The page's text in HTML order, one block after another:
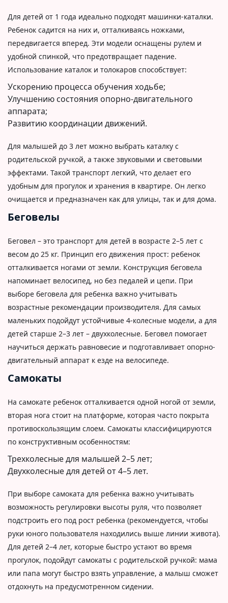
Для детей от 1 года идеально подходят машинки-каталки.
Ребенок садится на них и, отталкиваясь ножками,
передвигается вперед. Эти модели оснащены рулем и
удобной спинкой, что предотвращает падение.
Использование каталок и толокаров способствует:
Ускорению процесса обучения ходьбе;
Улучшению состояния опорно-двигательного
аппарата;
Развитию координации движений.
Для малышей до 3 лет можно выбрать каталку с
родительской ручкой, а также звуковыми и световыми
эффектами. Такой транспорт легкий, что делает его
удобным для прогулок и хранения в квартире. Он легко
очищается и предназначен как для улицы, так и для дома.
Беговелы
Беговел – это транспорт для детей в возрасте 2–5 лет с
весом до 25 кг. Принцип его движения прост: ребенок
отталкивается ногами от земли. Конструкция беговела
напоминает велосипед, но без педалей и цепи. При
выборе беговела для ребенка важно учитывать
возрастные рекомендации производителя. Для самых
маленьких подойдут устойчивые 4-колесные модели, а для
детей старше 2–3 лет – двухколесные. Беговел помогает
научиться держать равновесие и подготавливает опорно-
двигательный аппарат к езде на велосипеде.
Самокаты
На самокате ребенок отталкивается одной ногой от земли,
вторая нога стоит на платформе, которая часто покрыта
противоскользящим слоем. Самокаты классифицируются
по конструктивным особенностям:
Трехколесные для малышей 2–5 лет;
Двухколесные для детей от 4–5 лет.
При выборе самоката для ребенка важно учитывать
возможность регулировки высоты руля, что позволяет
подстроить его под рост ребенка (рекомендуется, чтобы
руки юного пользователя находились выше линии живота).
Для детей 2–4 лет, которые быстро устают во время
прогулок, подойдут самокаты с родительской ручкой: мама
или папа могут быстро взять управление, а малыш сможет
отдохнуть на предусмотренном сидении.